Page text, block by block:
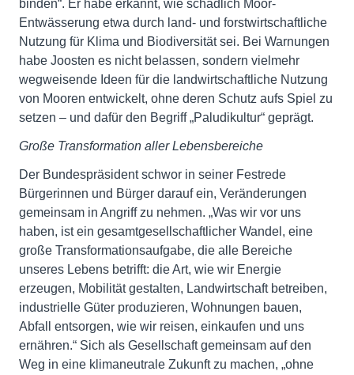
binden“. Er habe erkannt, wie schädlich Moor-
Entwässerung etwa durch land- und forstwirtschaftliche
Nutzung für Klima und Biodiversität sei. Bei Warnungen
habe Joosten es nicht belassen, sondern vielmehr
wegweisende Ideen für die landwirtschaftliche Nutzung
von Mooren entwickelt, ohne deren Schutz aufs Spiel zu
setzen – und dafür den Begriff „Paludikultur“ geprägt.
Große Transformation aller Lebensbereiche
Der Bundespräsident schwor in seiner Festrede
Bürgerinnen und Bürger darauf ein, Veränderungen
gemeinsam in Angriff zu nehmen. „Was wir vor uns
haben, ist ein gesamtgesellschaftlicher Wandel, eine
große Transformationsaufgabe, die alle Bereiche
unseres Lebens betrifft: die Art, wie wir Energie
erzeugen, Mobilität gestalten, Landwirtschaft betreiben,
industrielle Güter produzieren, Wohnungen bauen,
Abfall entsorgen, wie wir reisen, einkaufen und uns
ernähren.“ Sich als Gesellschaft gemeinsam auf den
Weg in eine klimaneutrale Zukunft zu machen, „ohne